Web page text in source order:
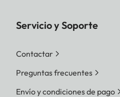
Servicio y Soporte
Contactar
Preguntas frecuentes
Envío y condiciones de pago